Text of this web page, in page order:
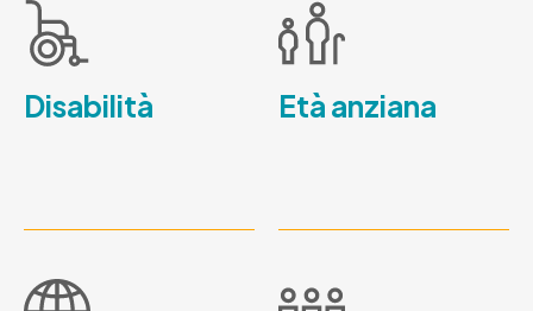
Disabilità Età anziana